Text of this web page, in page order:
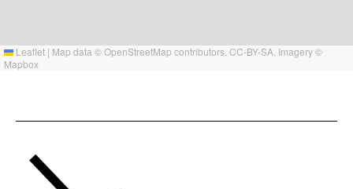
Leaflet | Map data ©OpenStreetMap contributors, CC-BY-SA , Imagery ©
Mapbox